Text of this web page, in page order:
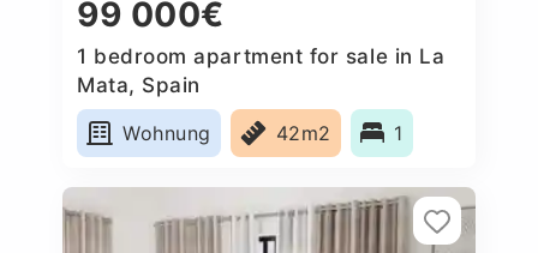
99 000€
1 bedroom apartment for sale in La
Mata, Spain
Wohnung
42m2 1